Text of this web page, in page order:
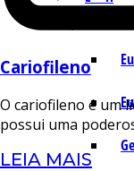
Cariofileno
O cariofileno é um
possui uma
LEIA MAIS